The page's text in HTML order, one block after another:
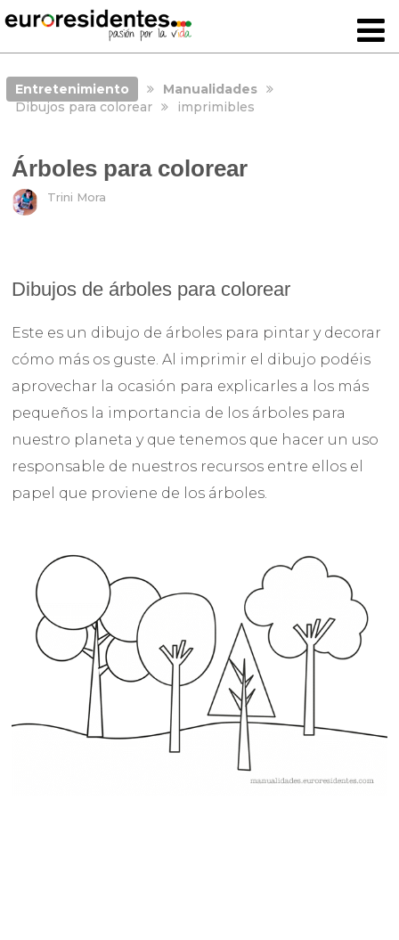
Entretenimiento
Manualidades
Dibujos para colorear
imprimibles
Árboles para colorear
Trini Mora
Dibujos de árboles para colorear
Este es un dibujo de árboles para pintar y decorar
cómo más os guste. Al imprimir el dibujo podéis
aprovechar la ocasión para explicarles a los más
pequeños la importancia de los árboles para
nuestro planeta y que tenemos que hacer un uso
responsable de nuestros recursos entre ellos el
papel que proviene de los árboles.